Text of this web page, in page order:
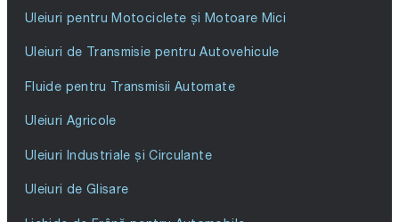
Uleiuri pentru Motociclete și Motoare Mici
Uleiuri de Transmisie pentru Autovehicule
Fluide pentru Transmisii Automate
Uleiuri Agricole
Uleiuri Industriale și Circulante
Uleiuri de Glisare